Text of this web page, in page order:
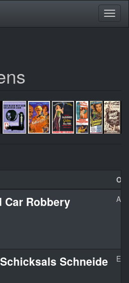
Car Robbery
Schneide